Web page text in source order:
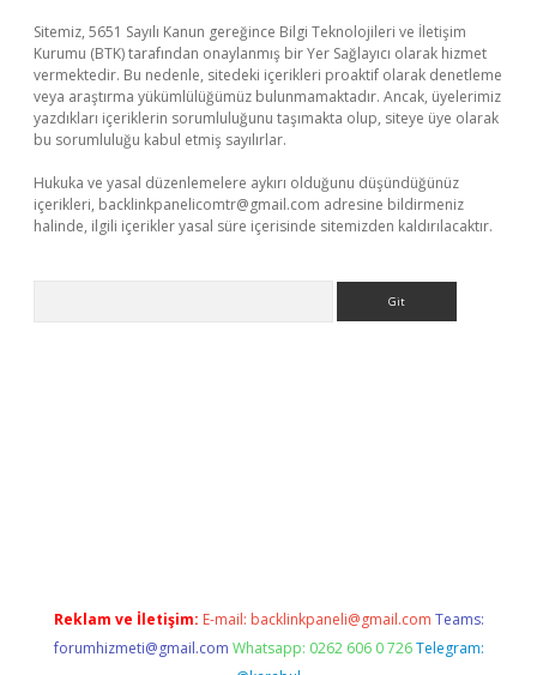
Sitemiz, 5651 Sayılı Kanun gereğince Bilgi Teknolojileri ve İletişim
Kurumu (BTK) tarafından onaylanmış bir Yer Sağlayıcı olarak hizmet
vermektedir. Bu nedenle, sitedeki içerikleri proaktif olarak denetleme
veya araştırma yükümlülüğümüz bulunmamaktadır. Ancak, üyelerimiz
yazdıkları içeriklerin sorumluluğunu taşımakta olup, siteye üye olarak
bu sorumluluğu kabul etmiş sayılırlar.
Hukuka ve yasal düzenlemelere aykırı olduğunu düşündüğünüz
içerikleri, backlinkpanelicomtr@gmail.com adresine bildirmeniz
halinde, ilgili içerikler yasal süre içerisinde sitemizden kaldırılacaktır.
Reklam ve İletişim: E-mail: backlinkpaneli@gmail.com Teams:
forumhizmeti@gmail.com Whatsapp: 0262 606 0 726 Telegram: